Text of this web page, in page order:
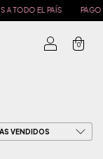
PAGO EN EFECTIVO 2%
0